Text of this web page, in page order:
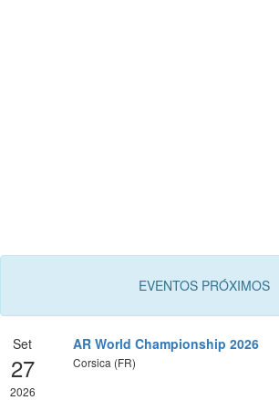
EVENTOS PRÓXIMOS
Set
27
2026
AR World Championship 2026
Corsica (FR)